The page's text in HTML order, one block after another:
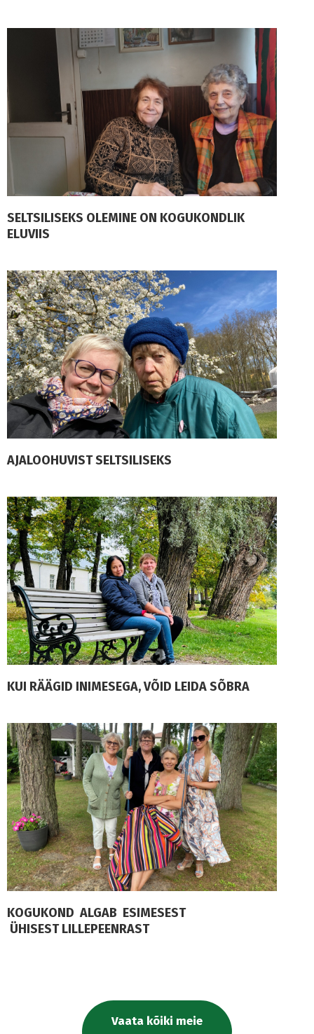
SELTSILISEKS OLEMINE ON KOGUKONDLIK
ELUVIIS
AJALOOHUVIST SELTSILISEKS
KUI RÄÄGID INIMESEGA, VÕID LEIDA SÕBRA
KOGUKOND ALGAB ESIMESEST
ÜHISEST LILLEPEENRAST
Vaata kõiki meie